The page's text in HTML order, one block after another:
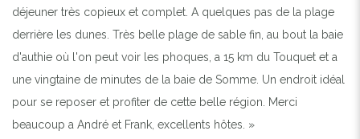
déjeuner très copieux et complet. A quelques pas de la plage
derrière les dunes. Très belle plage de sable fin, au bout la baie
d'authie où l'on peut voir les phoques, a 15 km du Touquet et a
une vingtaine de minutes de la baie de Somme. Un endroit idéal
pour se reposer et profiter de cette belle région. Merci
beaucoup a André et Frank, excellents hôtes. »